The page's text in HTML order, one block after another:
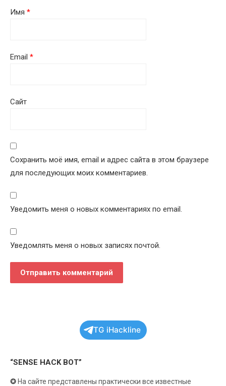
Имя *
Email *
Сайт
Сохранить моё имя, email и адрес сайта в этом браузере
для последующих моих комментариев.
Уведомить меня о новых комментариях по email.
Уведомлять меня о новых записях почтой.
TG iHackline
“SENSE HACK BOT”
✪ На сайте представлены практически все известные